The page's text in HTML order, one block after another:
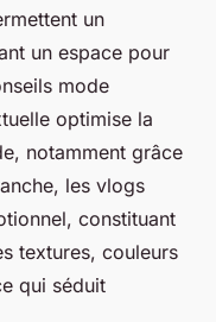
un
un espace pour
mode
optimise la
notamment grâce
les vlogs
constituant
textures, couleurs
qui séduit